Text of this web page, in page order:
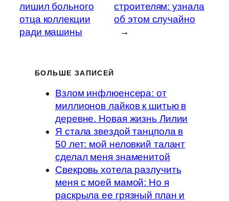
лишил больного
отца коллекции
ради машины
строителям: узнала
об этом случайно
→
БОЛЬШЕ ЗАПИСЕЙ
Взлом инфлюенсера: от
миллионов лайков к шитью в
деревне. Новая жизнь Лилии
Я стала звездой танцпола в
50 лет: мой неловкий талант
сделал меня знаменитой
Свекровь хотела разлучить
меня с моей мамой: Но я
раскрыла ее грязный план и